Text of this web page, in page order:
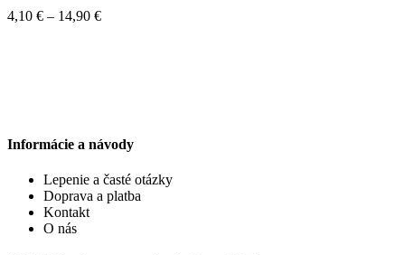
4,10 € – 14,90 €Price
Informácie a návody
Lepenie a časté otázky
Doprava a platba
Kontakt
O nás